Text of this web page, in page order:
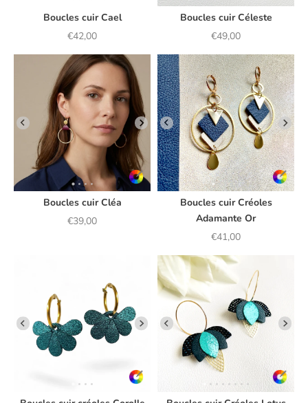
Boucles cuir Cael
Prix de vente
€42,00
Boucles cuir Céleste
Prix de vente
€49,00
Boucles cuir Cléa
Prix de vente
€39,00
Boucles cuir Créoles
Adamante Or
Prix de vente
€41,00